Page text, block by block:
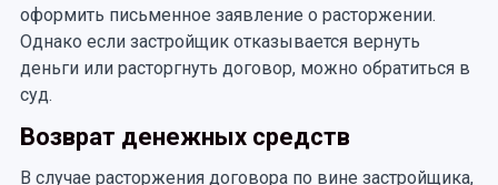
оформить письменное заявление о расторжении.
Однако если застройщик отказывается вернуть
деньги или расторгнуть договор, можно обратиться в
суд.
Возврат денежных средств
В случае расторжения договора по вине застройщика,